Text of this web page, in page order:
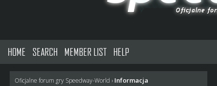
HOME SEARCH MEMBER LIST HELP
Oficjalne forum gry Speedway-World › Informacja